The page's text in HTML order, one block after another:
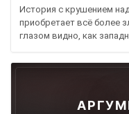
История с крушением
приобретает всё более
глазом видно, как